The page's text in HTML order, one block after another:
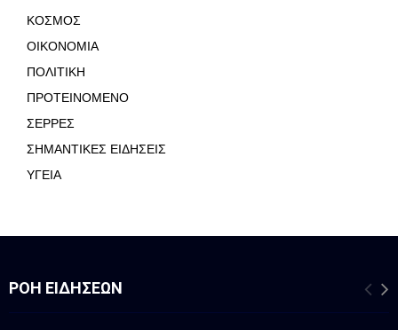
ΚΟΣΜΟΣ
ΟΙΚΟΝΟΜΙΑ
ΠΟΛΙΤΙΚΗ
ΠΡΟΤΕΙΝΟΜΕΝΟ
ΣΕΡΡΕΣ
ΣΗΜΑΝΤΙΚΕΣ ΕΙΔΗΣΕΙΣ
ΥΓΕΙΑ
ΡΟΉ ΕΙΔΉΣΕΩΝ